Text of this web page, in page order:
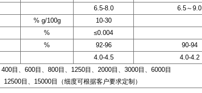
6.5-8.0
6.5～9.0
% g/100g
10-30
%
≤0.004
% 92-96
90-94
4.0-4.5
4.0-4.2
目、600目、800目、1250目、2000目、3000目、6000目
12500目、15000目（细度可根据客户要求定制）